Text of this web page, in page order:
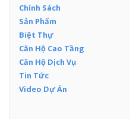
Chính Sách
Sản Phẩm
Biệt Thự
Căn Hộ Cao Tầng
Căn Hộ Dịch Vụ
Tin Tức
Video Dự Án